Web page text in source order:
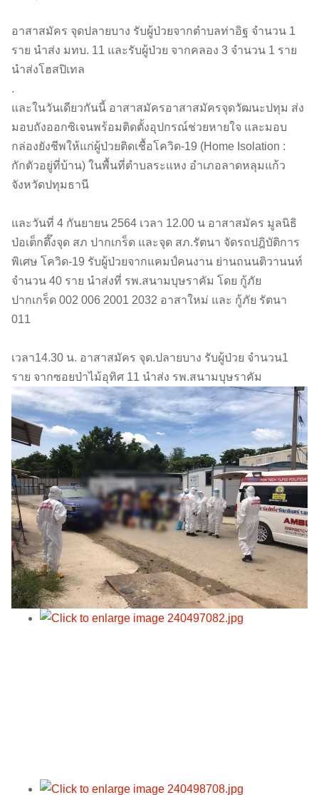
อาสาสมัคร จุดปลายบาง รับผู้ป่วยจากตำบลท่าอิฐ จำนวน 1
ราย นำส่ง มทบ. 11 และรับผู้ป่วย จากคลอง 3 จำนวน 1 ราย
นำส่งโฮสปิเทล
.
และในวันเดียวกันนี้ อาสาสมัครอาสาสมัครจุดวัฒนะปทุม ส่ง
มอบถังออกซิเจนพร้อมติดตั้งอุปกรณ์ช่วยหายใจ และมอบ
กล่องยังชีพให้แก่ผู้ป่วยติดเชื้อโควิด-19 (Home Isolation :
กักตัวอยู่ที่บ้าน) ในพื้นที่ตำบลระแหง อำเภอลาดหลุมแก้ว
จังหวัดปทุมธานี
และวันที่ 4 กันยายน 2564 เวลา 12.00 น อาสาสมัคร มูลนิธิ
ป่อเต็กตึ๊งจุด สภ ปากเกร็ด และจุด สภ.รัตนา จัดรถปฎิบัติการ
พิเศษ โควิด-19 รับผู้ป่วยจากแคมป์คนงาน ย่านถนนติวานนท์
จำนวน 40 ราย นำส่งที่ รพ.สนามบุษราคัม โดย กู้ภัย
ปากเกร็ด 002 006 2001 2032 อาสาใหม่ และ กู้ภัย รัตนา
011
เวลา14.30 น. อาสาสมัคร จุด.ปลายบาง รับผู้ป่วย จำนวน1
ราย จากซอยป่าไม้อุทิศ 11 นำส่ง รพ.สนามบุษราคัม